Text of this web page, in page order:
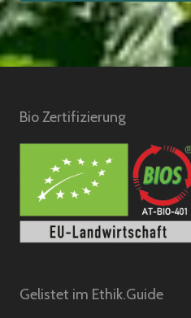
Bio Zertifizierung
Gelistet im Ethik.Guide